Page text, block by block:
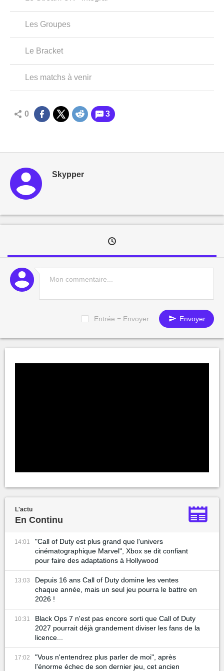
Les Groupes
Le Bracket
Les matchs à venir
0 3
Skypper
Entrée = Envoyer Envoyer
L'actu
En Continu
14:01
"Call of Duty est plus grand que l'univers
cinématographique Marvel", Xbox se dit confiant
pour faire des adaptations à Hollywood
13:03
Depuis 16 ans Call of Duty domine les ventes
chaque année, mais un seul jeu pourra le battre en
2026 !
10:31
Black Ops 7 n'est pas encore sorti que Call of Duty
2027 pourrait déjà grandement diviser les fans de la
licence...
17:02
"Vous n'entendrez plus parler de moi", après
l'énorme échec de son dernier jeu, cet ancien